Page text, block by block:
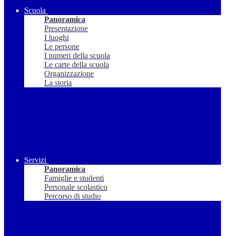
Scuola
Panoramica
Presentazione
I luoghi
Le persone
I numeri della scuola
Le carte della scuola
Organizzazione
La storia
Servizi
Panoramica
Famiglie e studenti
Personale scolastico
Percorso di studio